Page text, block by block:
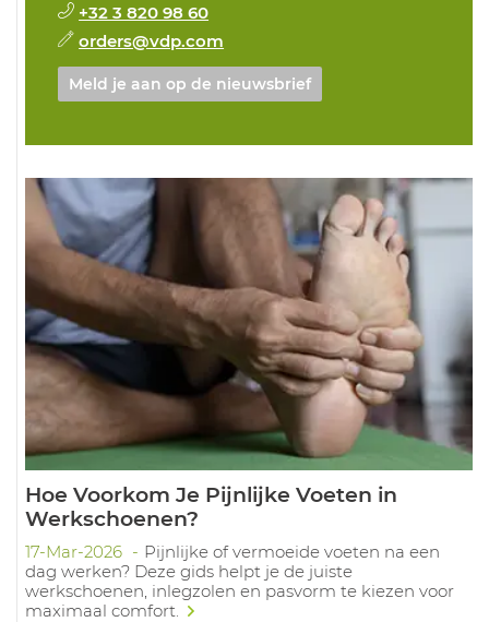
+32 3 820 98 60
orders@vdp.com
Meld je aan op de nieuwsbrief
Hoe Voorkom Je Pijnlijke Voeten in
Werkschoenen?
17-Mar-2026
Pijnlijke of vermoeide voeten na een
dag werken? Deze gids helpt je de juiste
werkschoenen, inlegzolen en pasvorm te kiezen voor
maximaal comfort.